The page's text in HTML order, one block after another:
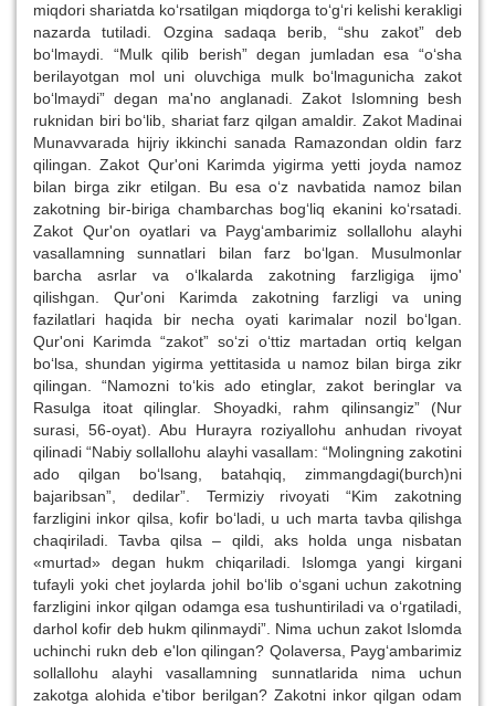
miqdori shariatda ko‘rsatilgan miqdorga to‘g‘ri kelishi kerakligi
nazarda tutiladi. Ozgina sadaqa berib, “shu zakot” deb
bo‘lmaydi. “Mulk qilib berish” degan jumladan esa “o‘sha
berilayotgan mol uni oluvchiga mulk bo‘lmagunicha zakot
bo‘lmaydi” degan ma'no anglanadi. Zakot Islomning besh
ruknidan biri bo‘lib, shariat farz qilgan amaldir. Zakot Madinai
Munavvarada hijriy ikkinchi sanada Ramazondan oldin farz
qilingan. Zakot Qur'oni Karimda yigirma yetti joyda namoz
bilan birga zikr etilgan. Bu esa o‘z navbatida namoz bilan
zakotning bir-biriga chambarchas bog‘liq ekanini ko‘rsatadi.
Zakot Qur'on oyatlari va Payg‘ambarimiz sollallohu alayhi
vasallamning sunnatlari bilan farz bo‘lgan. Musulmonlar
barcha asrlar va o‘lkalarda zakotning farzligiga ijmo'
qilishgan. Qur'oni Karimda zakotning farzligi va uning
fazilatlari haqida bir necha oyati karimalar nozil bo‘lgan.
Qur'oni Karimda “zakot” so‘zi o‘ttiz martadan ortiq kelgan
bo‘lsa, shundan yigirma yettitasida u namoz bilan birga zikr
qilingan. “Namozni to‘kis ado etinglar, zakot beringlar va
Rasulga itoat qilinglar. Shoyadki, rahm qilinsangiz” (Nur
surasi, 56-oyat). Abu Hurayra roziyallohu anhudan rivoyat
qilinadi “Nabiy sollallohu alayhi vasallam: “Molingning zakotini
ado qilgan bo‘lsang, batahqiq, zimmangdagi(burch)ni
bajaribsan”, dedilar”. Termiziy rivoyati “Kim zakotning
farzligini inkor qilsa, kofir bo‘ladi, u uch marta tavba qilishga
chaqiriladi. Tavba qilsa – qildi, aks holda unga nisbatan
«murtad» degan hukm chiqariladi. Islomga yangi kirgani
tufayli yoki chet joylarda johil bo‘lib o‘sgani uchun zakotning
farzligini inkor qilgan odamga esa tushuntiriladi va o‘rgatiladi,
darhol kofir deb hukm qilinmaydi”. Nima uchun zakot Islomda
uchinchi rukn deb e'lon qilingan? Qolaversa, Payg‘ambarimiz
sollallohu alayhi vasallamning sunnatlarida nima uchun
zakotga alohida e'tibor berilgan? Zakotni inkor qilgan odam